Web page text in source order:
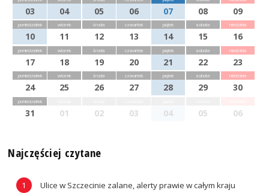
03 04 05 06 07 08 09
poniedziałek
10
wtorek
11
środa
12
czwartek
13
piątek
14
sobota
15
niedziela
16
poniedziałek
17
wtorek
18
środa
19
czwartek
20
piątek
21
sobota
22
niedziela
23
poniedziałek
24
wtorek
25
środa
26
czwartek
27
piątek
28
sobota
29
niedziela
30
poniedziałek
31 01 02 03 04 05 06
Najczęściej czytane
Ulice w Szczecinie zalane, alerty prawie w całym kraju